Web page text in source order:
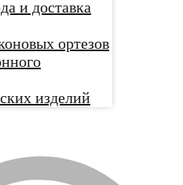
и доставка
ортезов
изделий